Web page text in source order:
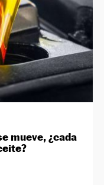
mueve, ¿cada